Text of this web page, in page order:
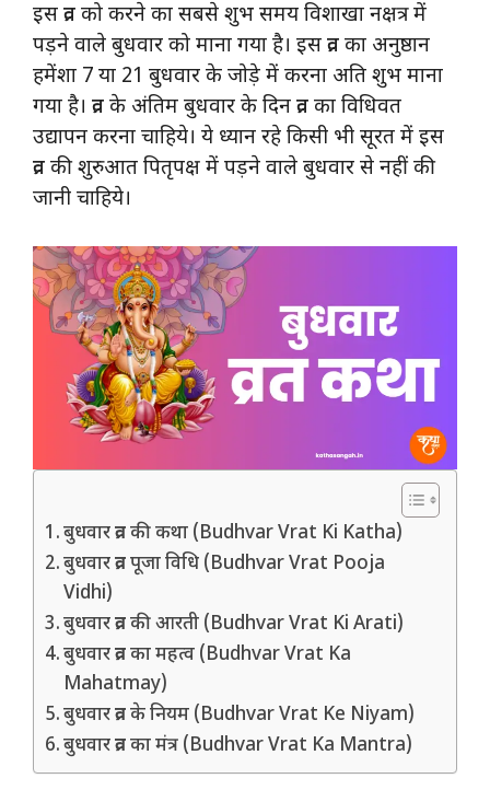
इस व्रत को करने का सबसे शुभ समय विशाखा नक्षत्र में
पड़ने वाले बुधवार को माना गया है। इस व्रत का अनुष्ठान
हमेंशा 7 या 21 बुधवार के जोड़े में करना अति शुभ माना
गया है। व्रत के अंतिम बुधवार के दिन व्रत का विधिवत
उद्यापन करना चाहिये। ये ध्यान रहे किसी भी सूरत में इस
व्रत की शुरुआत पितृपक्ष में पड़ने वाले बुधवार से नहीं की
जानी चाहिये।
बुधवार व्रत की कथा (Budhvar Vrat Ki Katha)
बुधवार व्रत पूजा विधि (Budhvar Vrat Pooja
Vidhi)
बुधवार व्रत की आरती (Budhvar Vrat Ki Arati)
बुधवार व्रत का महत्व (Budhvar Vrat Ka
Mahatmay)
बुधवार व्रत के नियम (Budhvar Vrat Ke Niyam)
बुधवार व्रत का मंत्र (Budhvar Vrat Ka Mantra)